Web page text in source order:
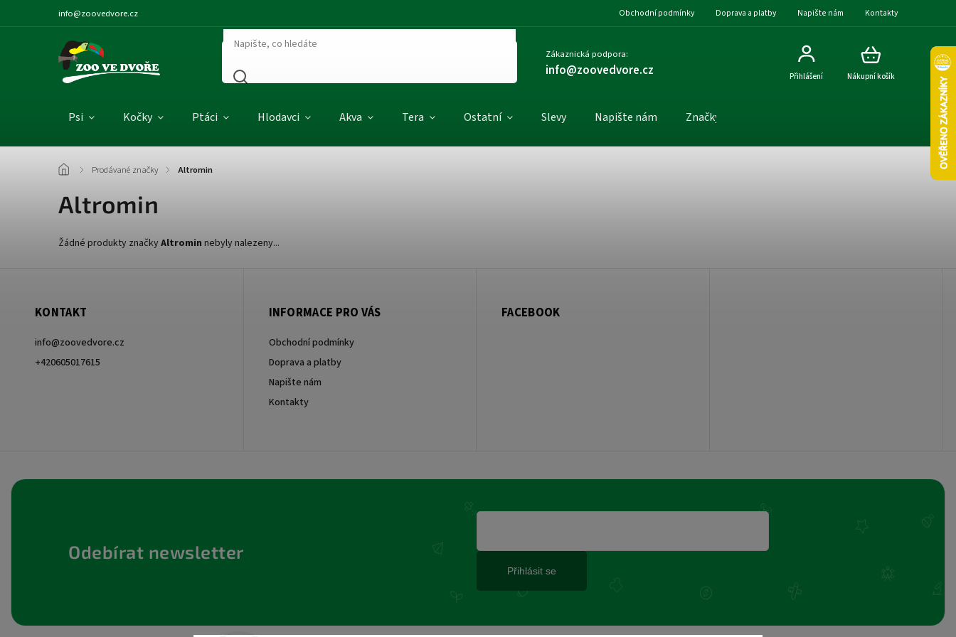
info@zoovedvore.cz Obchodní podmínky Doprava a platby Napište nám Kontakty
Zákaznická podpora:
info@zoovedvore.cz Nákupní košík
Přihlášení
Psi Kočky Ptáci Hlodavci Akva Tera Ostatní Slevy Napište nám Značky
/ Prodávané značky / Altromin
Altromin
Žádné produkty značkyAltromin nebyly nalezeny...
KONTAKT
info@zoovedvore.cz
+420605017615
INFORMACE PRO VÁS
Obchodní podmínky
Doprava a platby
Napište nám
Kontakty
Odebírat newsletter
Přihlásit se
FACEBOOK